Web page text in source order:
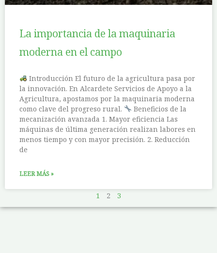
La importancia de la maquinaria
moderna en el campo
Introducción El futuro de la agricultura pasa por
la innovación. En Alcardete Servicios de Apoyo a la
Agricultura, apostamos por la maquinaria moderna
como clave del progreso rural.
Beneficios de la
mecanización avanzada 1. Mayor eficiencia Las
máquinas de última generación realizan labores en
menos tiempo y con mayor precisión. 2. Reducción
de
LEER MÁS »
1 2 3